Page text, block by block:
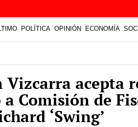
POLÍTICA OPINIÓN ECONOMÍA
acepta
a Comisión de
‘Swing’